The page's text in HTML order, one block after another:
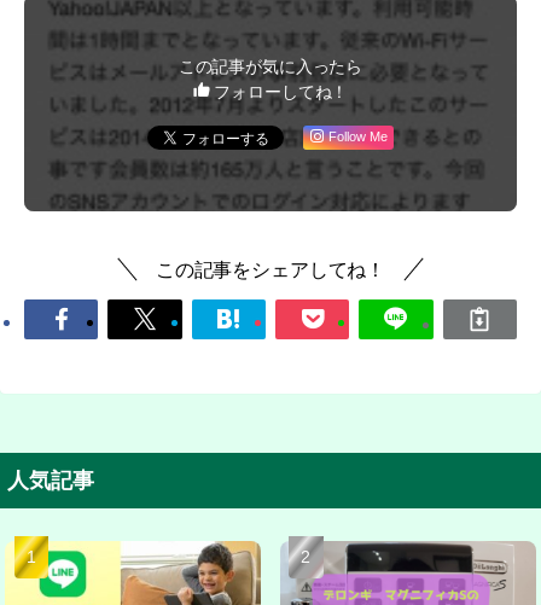
この記事が気に入ったら
フォローしてね！
Follow Me
この記事をシェアしてね！
人気記事